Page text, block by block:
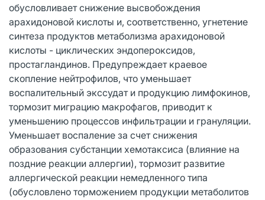
обусловливает снижение высвобождения
арахидоновой кислоты и, соответственно, угнетение
синтеза продуктов метаболизма арахидоновой
кислоты - циклических эндопероксидов,
простагландинов. Предупреждает краевое
скопление нейтрофилов, что уменьшает
воспалительный экссудат и продукцию лимфокинов,
тормозит миграцию макрофагов, приводит к
уменьшению процессов инфильтрации и грануляции.
Уменьшает воспаление за счет снижения
образования субстанции хемотаксиса (влияние на
поздние реакции аллергии), тормозит развитие
аллергической реакции немедленного типа
(обусловлено торможением продукции метаболитов